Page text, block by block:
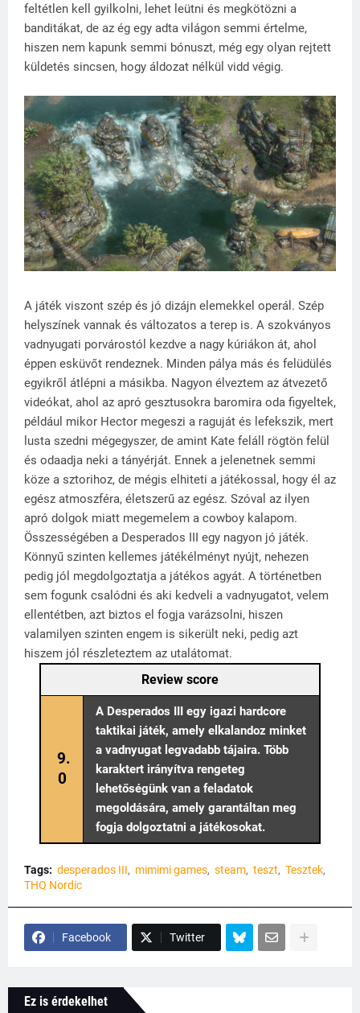
feltétlen kell gyilkolni, lehet leütni és megkötözni a
banditákat, de az ég egy adta világon semmi értelme,
hiszen nem kapunk semmi bónuszt, még egy olyan rejtett
küldetés sincsen, hogy áldozat nélkül vidd végig.
A játék viszont szép és jó dizájn elemekkel operál. Szép
helyszínek vannak és változatos a terep is. A szokványos
vadnyugati porvárostól kezdve a nagy kúriákon át, ahol
éppen esküvőt rendeznek. Minden pálya más és felüdülés
egyikről átlépni a másikba. Nagyon élveztem az átvezető
videókat, ahol az apró gesztusokra baromira oda figyeltek,
például mikor Hector megeszi a raguját és lefekszik, mert
lusta szedni mégegyszer, de amint Kate feláll rögtön felül
és odaadja neki a tányérját. Ennek a jelenetnek semmi
köze a sztorihoz, de mégis elhiteti a játékossal, hogy él az
egész atmoszféra, életszerű az egész. Szóval az ilyen
apró dolgok miatt megemelem a cowboy kalapom.
Összességében a Desperados III egy nagyon jó játék.
Könnyű szinten kellemes játékélményt nyújt, nehezen
pedig jól megdolgoztatja a játékos agyát. A történetben
sem fogunk csalódni és aki kedveli a vadnyugatot, velem
ellentétben, azt biztos el fogja varázsolni, hiszen
valamilyen szinten engem is sikerült neki, pedig azt
hiszem jól részleteztem az utalátomat.
Review score
9.
0
A Desperados III egy igazi hardcore
taktikai játék, amely elkalandoz minket
a vadnyugat legvadabb tájaira. Több
karaktert irányítva rengeteg
lehetőségünk van a feladatok
megoldására, amely garantáltan meg
fogja dolgoztatni a játékosokat.
Tags: desperados III mimimi games steam teszt
Tesztek
THQ Nordic
Facebook Twitter
Ez is érdekelhet